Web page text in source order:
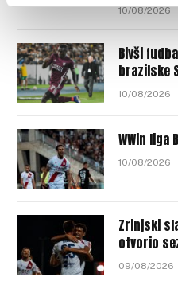
10/08/2026
Bivši
brazilske
10/08/2026
WWin liga
10/08/2026
Zrinjski
otvorio
09/08/2026